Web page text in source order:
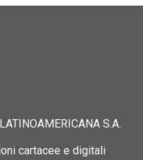
S.A.
cartacee e digitali